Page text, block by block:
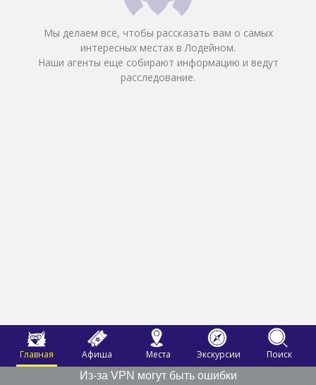
Главная Афиша Места Экскурсии
Поиск
Из-за VPN могут быть ошибки
Мы делаем всё, чтобы рассказать вам о самых
интересных местах в Лодейном.
Наши агенты еще собирают информацию и ведут
расследование.